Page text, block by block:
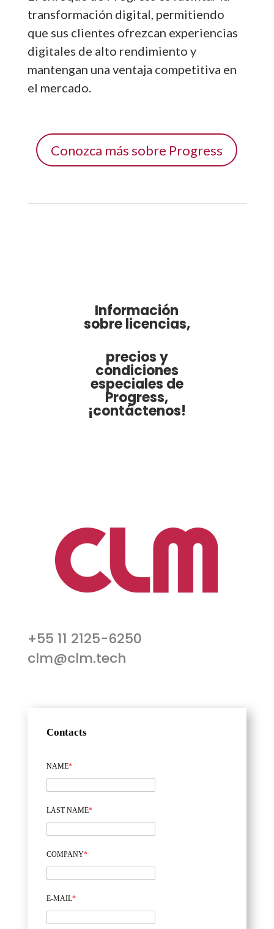
transformación digital, permitiendo
que sus clientes ofrezcan experiencias
digitales de alto rendimiento y
mantengan una ventaja competitiva en
el mercado.
Conozca más sobre Progress
Información
sobre licencias,
precios y
condiciones
especiales de
Progress,
¡contáctenos!
+55 11 2125-6250
clm@clm.tech
Contacts
NAME*
LAST NAME*
COMPANY*
E-MAIL*